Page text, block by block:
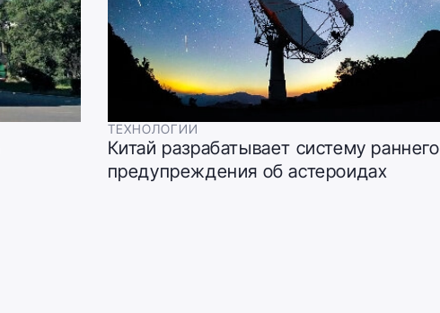
ТЕХНОЛОГИИ
Китай разрабатывает систему раннего
предупреждения об астероидах